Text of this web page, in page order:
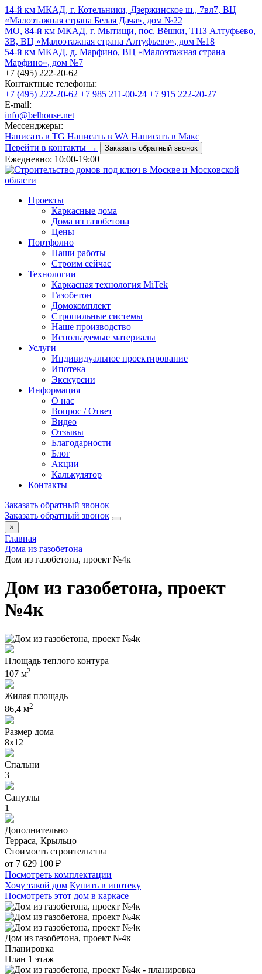
14-й км МКАД, г. Котельники, Дзержинское ш., 7вл7, ВЦ
«Малоэтажная страна Белая Дача», дом №22
МО, 84-й км МКАД, г. Мытищи, пос. Вёшки, ТПЗ Алтуфьево,
3В, ВЦ «Малоэтажная страна Алтуфьево», дом №18
54-й км МКАД, д. Марфино, ВЦ «Малоэтажная страна
Марфино», дом №7
+7 (495) 222-20-62
Контактные телефоны:
+7 (495) 222-20-62 +7 985 211-00-24 +7 915 222-20-27
E-mail:
info@belhouse.net
Мессенджеры:
Написать в TG Написать в WA Написать в Макс
Перейти в контакты →
Заказать обратный звонок
Ежедневно: 10:00-19:00
Проекты
Каркасные дома
Дома из газобетона
Цены
Портфолио
Наши работы
Строим сейчас
Технологии
Каркасная технология MiTek
Газобетон
Домокомплект
Стропильные системы
Наше производство
Используемые материалы
Услуги
Индивидуальное проектирование
Ипотека
Экскурсии
Информация
О нас
Вопрос / Ответ
Видео
Отзывы
Благодарности
Блог
Акции
Калькулятор
Контакты
Заказать обратный звонок
Заказать обратный звонок
×
Главная
Дома из газобетона
Дом из газобетона, проект №4к
Дом из газобетона, проект
№4к
Площадь теплого контура
107 м2
Жилая площадь
86,4 м2
Размер дома
8x12
Спальни
3
Санузлы
1
Дополнительно
Терраса, Крыльцо
Стоимость строительства
от 7 629 100 ₽
Посмотреть комплектации
Хочу такой дом Купить в ипотеку
Посмотреть этот дом в каркасе
Дом из газобетона, проект №4к
Планировка
План 1 этаж